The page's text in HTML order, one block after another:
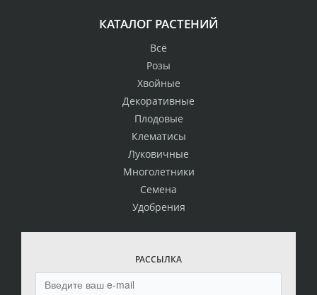
КАТАЛОГ РАСТЕНИЙ
Всё
Розы
Хвойные
Декоративные
Плодовые
Клематисы
Луковичные
Многолетники
Семена
Удобрения
РАССЫЛКА